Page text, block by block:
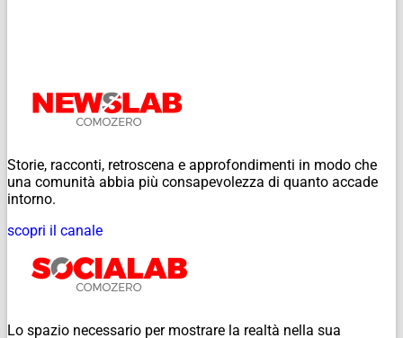
Storie, racconti, retroscena e approfondimenti in modo che
una comunità abbia più consapevolezza di quanto accade
intorno.
scopri il canale
Lo spazio necessario per mostrare la realtà nella sua